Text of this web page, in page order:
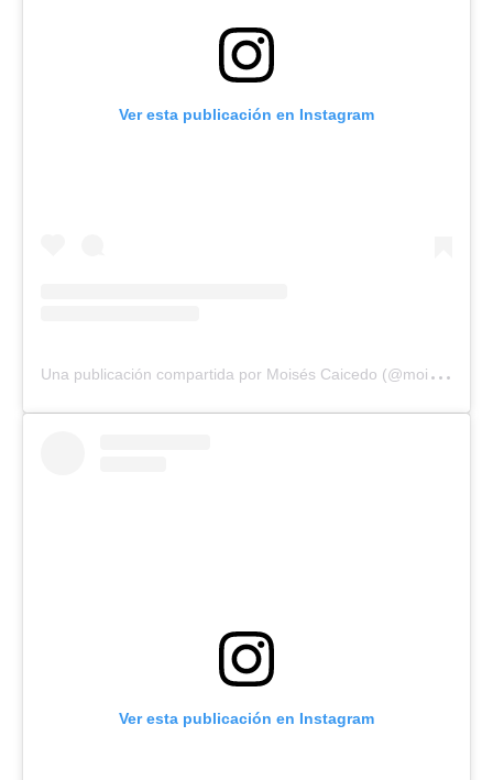
Ver esta publicación en Instagram
U
na publicación compartida por Moisés Caicedo (@moises_caicedo55)
Ver esta publicación en Instagram